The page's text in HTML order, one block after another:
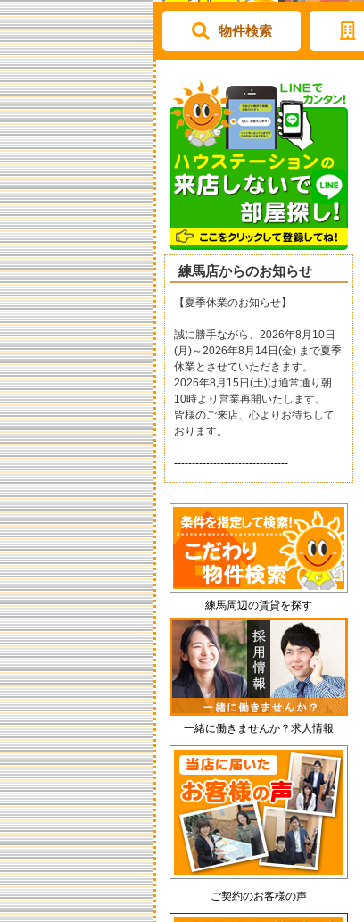
物件検索
練馬店からのお知らせ
【夏季休業のお知らせ】
誠に勝手ながら、 2026年8月10日
(月)～2026年8月14日(金) まで夏季
休業とさせていただきます。
2026年8月15日(土)は通常通り朝
10時より営業再開いたします。
皆様のご来店、心よりお待ちして
おります。
--------------------------------
で、毎週水曜日は定休日です。皆
様のご来店、心よりお待ちしてお
ります。
--------------------------
ハウステーション練馬店のホーム
ページへ ようこそ
物件のお問い合わせは・・・・・
フリーダイヤルからもどうぞ
→0120-952-211
【大家さん・ご入居者さまへ】
スタッフが常駐していますので営
業時間内であれば電話連絡が可能
です→TEL03-5912-2255
【各種お手続きやご相談】
㈱エイチエスグローバルのＨＰ
→ https://hs-global.co.jp/
をご確認いただき、ご不明点やご
質問は各ページ内のご連絡方法に
従ってくださいますようお願いい
たします。
【契約手続きについて】
練馬周辺の賃貸を探す
一緒に働きませんか？求人情報
ご契約のお客様の声